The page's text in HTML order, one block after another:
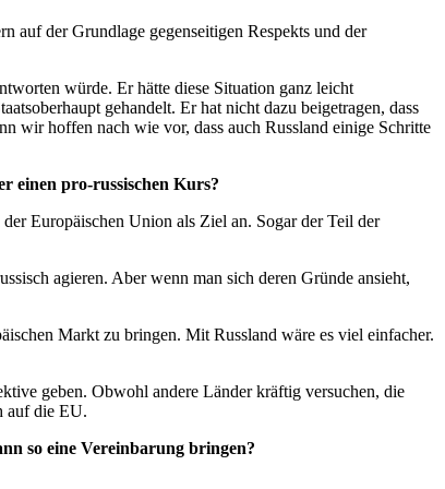
auf der Grundlage gegenseitigen Respekts und der
würde. Er hätte diese Situation ganz leicht
gehandelt. Er hat nicht dazu beigetragen, dass
wir hoffen nach wie vor, dass auch Russland einige Schritte
einen pro-russischen Kurs?
Europäischen Union als Ziel an. Sogar der Teil der
agieren. Aber wenn man sich deren Gründe ansieht,
Markt zu bringen. Mit Russland wäre es viel einfacher.
geben. Obwohl andere Länder kräftig versuchen, die
auf die EU.
so eine Vereinbarung bringen?